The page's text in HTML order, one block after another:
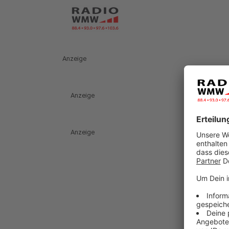
Anzeige
Anzeige
Anzeige